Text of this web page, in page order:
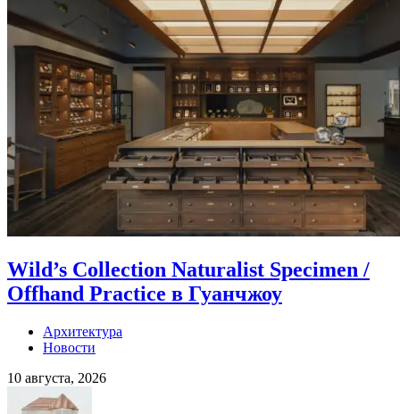
Wild’s Collection Naturalist Specimen /
Offhand Practice в Гуанчжоу
Архитектура
Новости
10 августа, 2026